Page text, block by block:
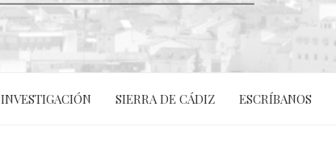
INVESTIGACIÓN SIERRA DE CÁDIZ ESCRÍBANOS